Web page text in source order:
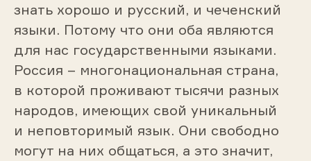
знать хорошо и русский, и чеченский
языки. Потому что они оба являются
для нас государственными языками.
Россия – многонациональная страна,
в которой проживают тысячи разных
народов, имеющих свой уникальный
и неповторимый язык. Они свободно
могут на них общаться, а это значит,